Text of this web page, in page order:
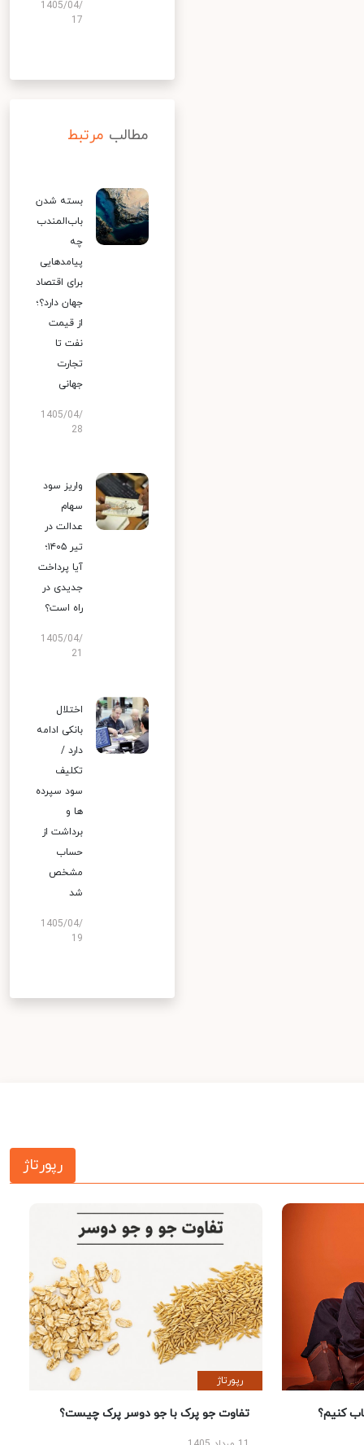
1405/04/
17
مطالب مرتبط
بسته شدن
باب‌المندب
چه
پیامدهایی
برای اقتصاد
جهان دارد؟؛
از قیمت
نفت تا
تجارت
جهانی
1405/04/
28
واریز سود
سهام
عدالت در
تیر ۱۴۰۵؛
آیا پرداخت
جدیدی در
راه است؟
1405/04/
اختلال
بانکی ادامه
دارد /
تکلیف
سود سپرده
ها و
برداشت از
حساب
مشخص
شد
1405/04/
19
رپورتاژ
کنیم؟
رپورتاژ
تفاوت جو پرک با جو دوسر پرک چیست؟